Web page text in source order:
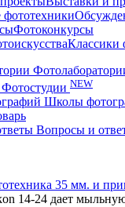
Фотоконкурсы
Классики
Фотостудии NEW
Школы
Вопросы и
35 мм. и
14-24 дает